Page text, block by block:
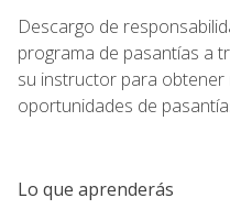
Descargo de
programa de pasantías a
su instructor para
oportunidades de
Lo que aprenderás